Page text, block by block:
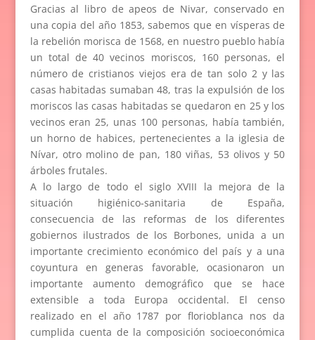
Gracias al libro de apeos de Nivar, conservado en
una copia del año 1853, sabemos que en vísperas de
la rebelión morisca de 1568, en nuestro pueblo había
un total de 40 vecinos moriscos, 160 personas, el
número de cristianos viejos era de tan solo 2 y las
casas habitadas sumaban 48, tras la expulsión de los
moriscos las casas habitadas se quedaron en 25 y los
vecinos eran 25, unas 100 personas, había también,
un horno de habices, pertenecientes a la iglesia de
Nívar, otro molino de pan, 180 viñas, 53 olivos y 50
árboles frutales.
A lo largo de todo el siglo XVIII la mejora de la
situación higiénico-sanitaria de España,
consecuencia de las reformas de los diferentes
gobiernos ilustrados de los Borbones, unida a un
importante crecimiento económico del país y a una
coyuntura en generas favorable, ocasionaron un
importante aumento demográfico que se hace
extensible a toda Europa occidental. El censo
realizado en el año 1787 por florioblanca nos da
cumplida cuenta de la composición socioeconómica